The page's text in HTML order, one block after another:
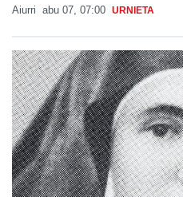
Aiurri abu 07, 07:00 URNIETA